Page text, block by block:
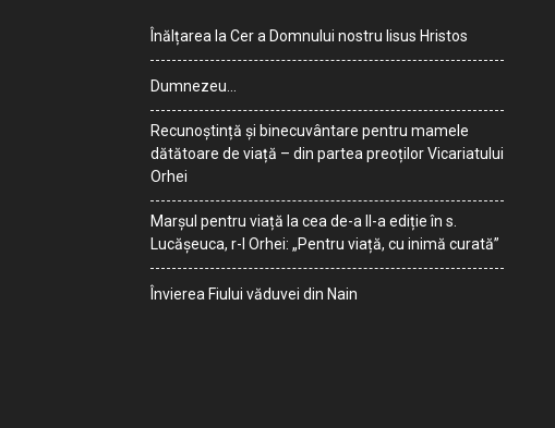
Înălțarea la Cer a Domnului nostru Iisus Hristos
Dumnezeu…
Recunoștință și binecuvântare pentru mamele
dătătoare de viață – din partea preoților Vicariatului
Orhei
Marșul pentru viață la cea de-a II-a ediție în s.
Lucășeuca, r-l Orhei: „Pentru viață, cu inimă curată”
Învierea Fiului văduvei din Nain